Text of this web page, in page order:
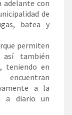
adelante con
de
batea y
permiten
también
teniendo en
a la
a diario un